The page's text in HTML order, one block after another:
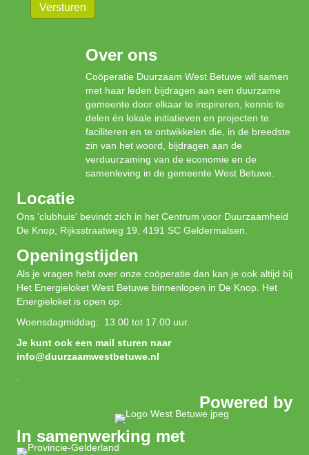
Versturen
Over ons
Coöperatie Duurzaam West Betuwe wil samen
met haar leden bijdragen aan een duurzame
gemeente door elkaar te inspireren, kennis te
delen én lokale initiatieven en projecten te
faciliteren en te ontwikkelen die, in de breedste
zin van het woord, bijdragen aan de
verduurzaming van de economie en de
samenleving in de gemeente West Betuwe.
Locatie
Ons 'clubhuis' bevindt zich in het Centrum voor Duurzaamheid
De Knop, Rijksstraatweg 19, 4191 SC Geldermalsen.
Openingstijden
Als je vragen hebt over onze coöperatie dan kan je ook altijd bij
Het Energieloket West Betuwe binnenlopen in De Knop. Het
Energieloket is open op:
Woensdagmiddag: 13.00 tot 17.00 uur.
Je kunt ook een mail sturen naar
info@duurzaamwestbetuwe.nl
Powered by
In samenwerking met